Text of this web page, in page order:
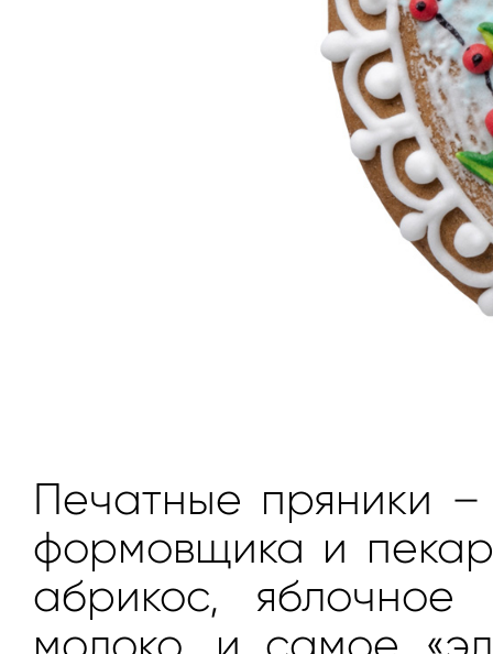
Печатные пряники –
формовщика и
абрикос,